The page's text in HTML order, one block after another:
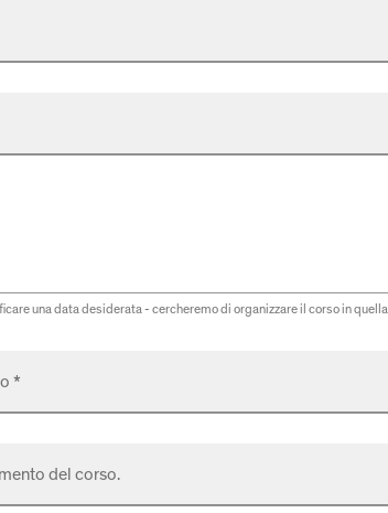
una data desiderata - cercheremo di organizzare il corso in quella
*
del corso.